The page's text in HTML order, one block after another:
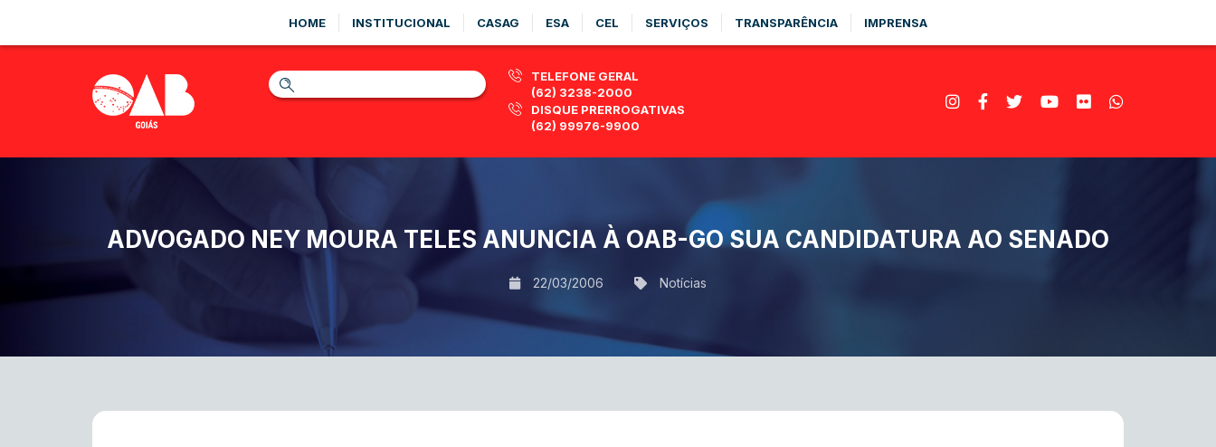
HOME INSTITUCIONAL CASAG ESA CEL SERVIÇOS TRANSPARÊNCIA IMPRENSA
TELEFONE GERAL
(62) 3238-2000
DISQUE PRERROGATIVAS
(62) 99976-9900
ADVOGADO NEY MOURA TELES ANUNCIA À OAB-GO SUA CANDIDATURA AO SENADO
22/03/2006 Notícias